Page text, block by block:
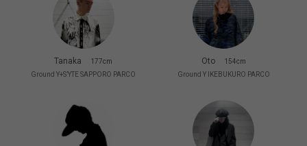
Tanaka
177cm
Ground Y+S’YTE SAPPORO PARCO
Oto
154cm
Ground Y IKEBUKURO PARCO